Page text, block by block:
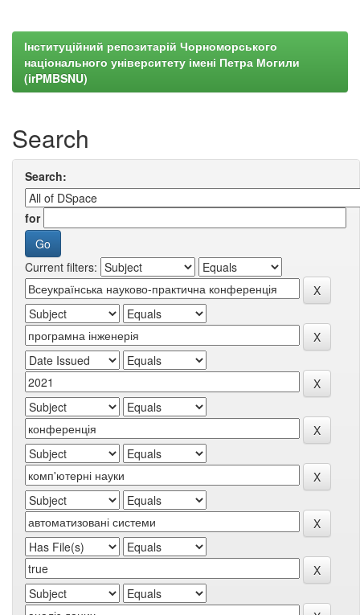
Інституційний репозитарій Чорноморського
національного університету імені Петра Могили
(irPMBSNU)
Search
Search:
for
Current filters: